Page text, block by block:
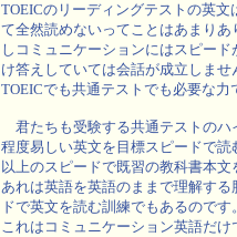
TOEICのリーディングテストの英
て全然読めないってことはあまり
しコミュニケーションにはスピー
け答えしていては会話が成立しま
TOEICでも共通テストでも必要な力
君たちも受験する共通テストのハ
程度易しい英文を目標スピードで
以上のスピードで既習の教科書本
あれは英語を英語のままで理解す
ドで英文を読む訓練でもあるので
これはコミュニケーション英語だ